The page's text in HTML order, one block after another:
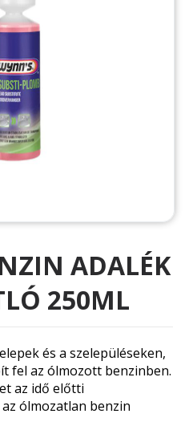
ADALÉK
250ML
és a szelepüléseken,
fel az ólmozott benzinben.
az idő előtti
ólmozatlan benzin